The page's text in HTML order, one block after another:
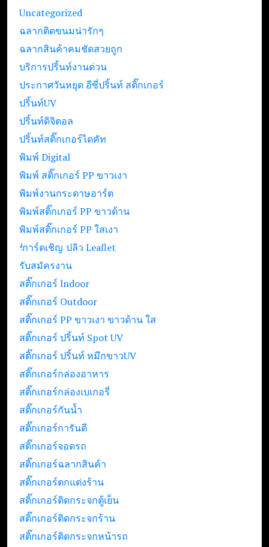
Uncategorized
ฉลากติดขนมน่ารักๆ
ฉลากสินค้าคมชัดสวยถูก
บริการปริ้นท์งานด่วน
ประกาศวันหยุด อีซี่ปริ้นท์ สติ๊กเกอร์
ปริ้นท์UV
ปริ้นท์ดิจิตอล
ปริ้นท์สติ๊กเกอร์ไดคัท
พิมพ์ Digital
พิมพ์ สติ๊กเกอร์ PP ขาวเงา
พิมพ์งานกระดาษอาร์ต
พิมพ์สติ๊กเกอร์ PP ขาวด้าน
พิมพ์สติ๊กเกอร์ PP ใสเงา
รับปริ้นท์ใบปลิว Leaflet
การ์ดเชิญ
รับสมัครงาน
สติ๊กเกอร์ lndoor
สติ๊กเกอร์ Outdoor
สติ๊กเกอร์ PP ขาวเงา ขาวด้าน ใส
สติ๊กเกอร์ ปริ้นท์ Spot UV
สติ๊กเกอร์ ปริ้นท์ หมึกขาวUV
สติ๊กเกอร์กล่องอาหาร
สติ๊กเกอร์กล่องเบเกอรี่
สติ๊กเกอร์กันน้ำ
สติ๊กเกอร์การันตี
สติ๊กเกอร์จอดรถ
สติ๊กเกอร์ฉลากสินค้า
สติ๊กเกอร์ตกแต่งร้าน
สติ๊กเกอร์ติดกระจกตู้เย็น
สติ๊กเกอร์ติดกระจกร้าน
สติ๊กเกอร์ติดกระจกหน้ารถ